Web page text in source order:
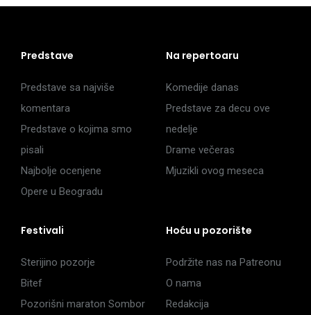
Predstave
Predstave sa najviše
komentara
Predstave o kojima smo
pisali
Najbolje ocenjene
Opere u Beogradu
Na repertoaru
Komedije danas
Predstave za decu ove
nedelje
Drame večeras
Mjuzikli ovog meseca
Festivali
Sterijino pozorje
Bitef
Pozorišni maraton Sombor
Hoću u pozorište
Podržite nas na Patreonu
O nama
Redakcija